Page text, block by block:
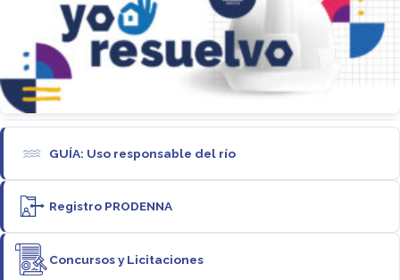
GUÍA: Uso responsable del río
Registro PRODENNA
Concursos y Licitaciones